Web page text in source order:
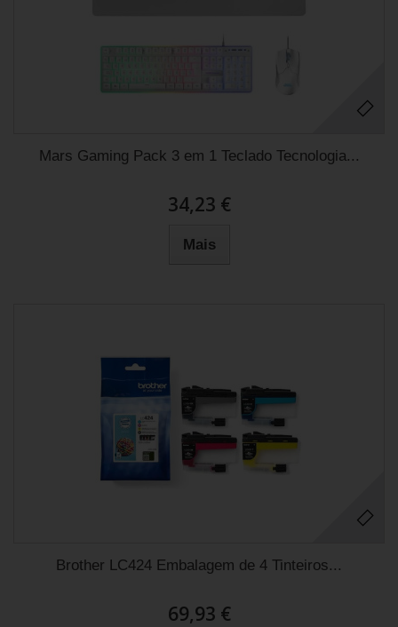
Mars Gaming Pack 3 em 1 Teclado Tecnologia...
34,23 €
Mais
Brother LC424 Embalagem de 4 Tinteiros...
69,93 €